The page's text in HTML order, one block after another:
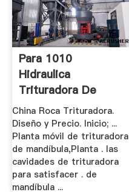
Para 1010
Hidraulica
Trituradora De
Mandibula
China Roca Trituradora.
Diseño y Precio. Inicio; ...
Planta móvil de trituradora
de mandíbula,Planta . las
cavidades de trituradora
para satisfacer . de
mandíbula ...